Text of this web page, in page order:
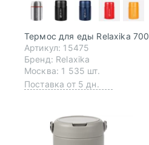
Термос для еды Relaxika 700
Артикул: 15475
Бренд: Relaxika
Москва: 1 535 шт.
Поставка от 5 дн.